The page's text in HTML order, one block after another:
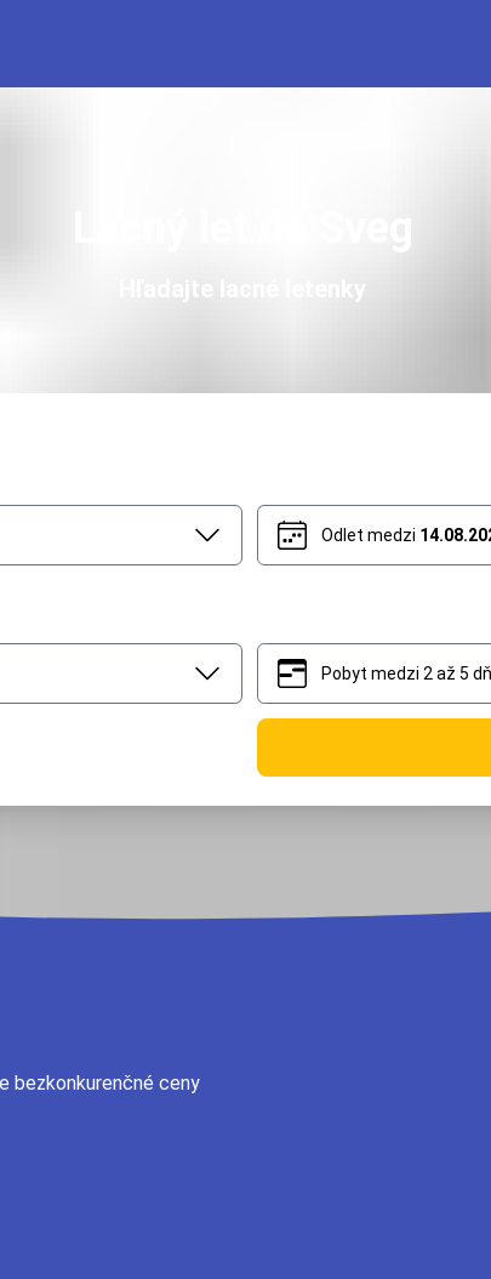
Hľadajte lacné letenky
Odlet medzi
Pobyt medzi 2 až 5
bezkonkurenčné ceny